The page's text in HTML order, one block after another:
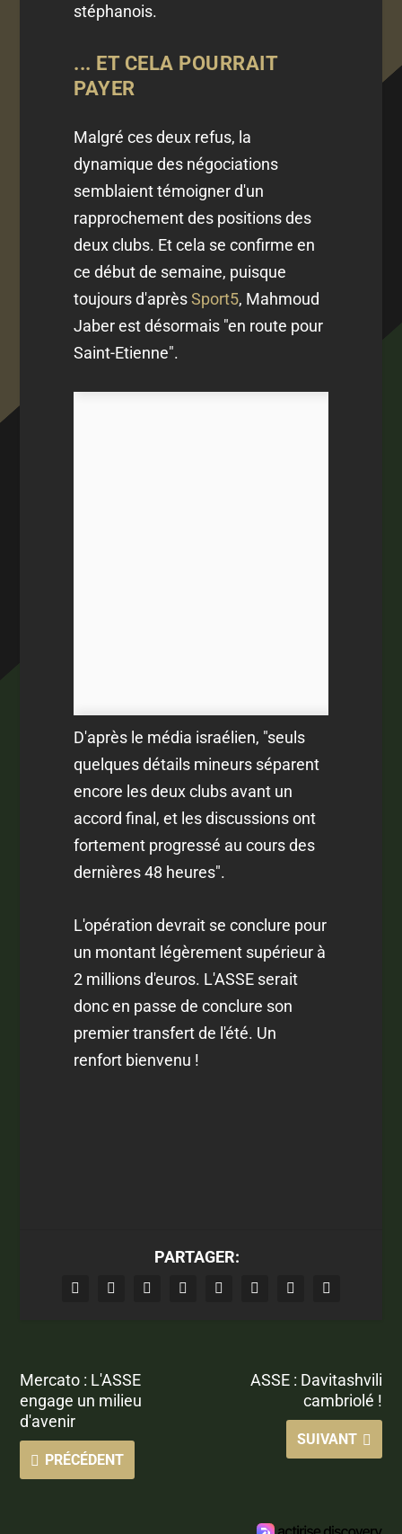
stéphanois.
... ET CELA POURRAIT
PAYER
Malgré ces deux refus, la
dynamique des négociations
semblaient témoigner d'un
rapprochement des positions des
deux clubs. Et cela se confirme en
ce début de semaine, puisque
toujours d'aprèsSport5, Mahmoud
Jaber est désormais "en route pour
Saint-Etienne".
D'après le média israélien, "seuls
quelques détails mineurs séparent
encore les deux clubs avant un
accord final, et les discussions ont
fortement progressé au cours des
dernières 48 heures".
L'opération devrait se conclure pour
un montant légèrement supérieur à
2 millions d'euros. L'ASSE serait
donc en passe de conclure son
premier transfert de l'été. Un
renfort bienvenu !
PARTAGER:
Mercato : L'ASSE
engage un milieu
d'avenir
PRÉCÉDENT
ASSE : Davitashvili
cambriolé !
SUIVANT